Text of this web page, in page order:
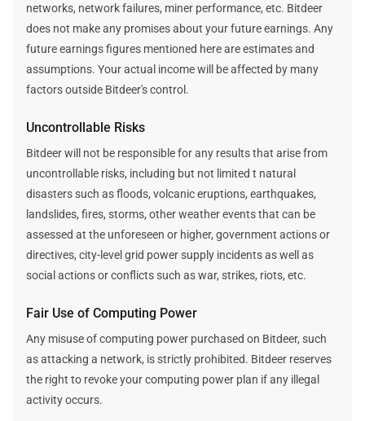
networks, network failures, miner performance, etc. Bitdeer
does not make any promises about your future earnings. Any
future earnings figures mentioned here are estimates and
assumptions. Your actual income will be affected by many
factors outside Bitdeer's control.
Uncontrollable Risks
Bitdeer will not be responsible for any results that arise from
uncontrollable risks, including but not limited t natural
disasters such as floods, volcanic eruptions, earthquakes,
landslides, fires, storms, other weather events that can be
assessed at the unforeseen or higher, government actions or
directives, city-level grid power supply incidents as well as
social actions or conflicts such as war, strikes, riots, etc.
Fair Use of Computing Power
Any misuse of computing power purchased on Bitdeer, such
as attacking a network, is strictly prohibited. Bitdeer reserves
the right to revoke your computing power plan if any illegal
activity occurs.